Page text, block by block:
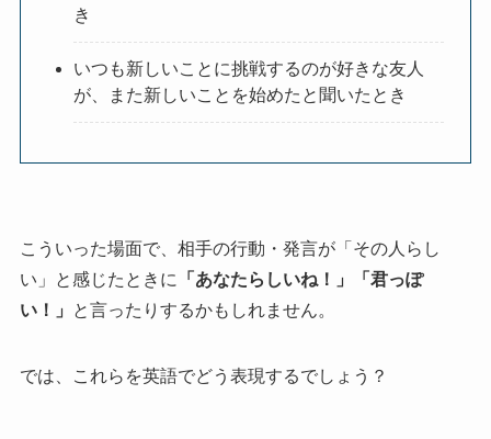
き
いつも新しいことに挑戦するのが好きな友人
が、また新しいことを始めたと聞いたとき
こういった場面で、相手の行動・発言が「その人らし
い」と感じたときに 「あなたらしいね！」「君っぽ
い！」
と言ったりするかもしれません。
では、これらを英語でどう表現するでしょう？